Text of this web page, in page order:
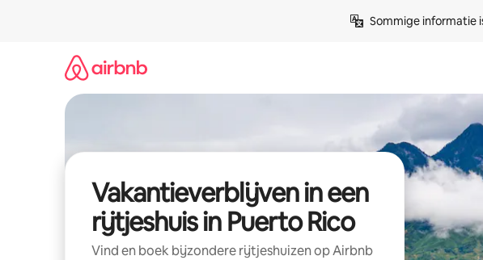
Sommige informatie
Vakantieverblijven in een
rijtjeshuis in Puerto Rico
Vind en boek bijzondere rijtjeshuizen op Airbnb